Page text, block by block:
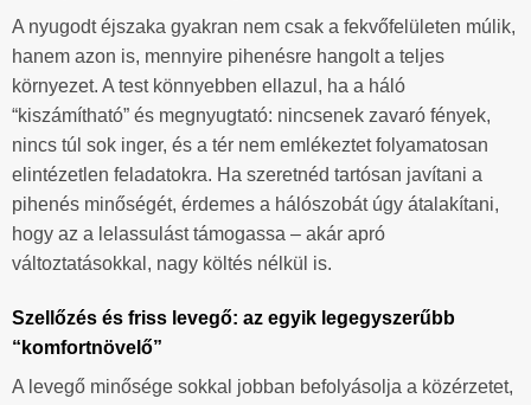
A nyugodt éjszaka gyakran nem csak a fekvőfelületen múlik,
hanem azon is, mennyire pihenésre hangolt a teljes
környezet. A test könnyebben ellazul, ha a háló
“kiszámítható” és megnyugtató: nincsenek zavaró fények,
nincs túl sok inger, és a tér nem emlékeztet folyamatosan
elintézetlen feladatokra. Ha szeretnéd tartósan javítani a
pihenés minőségét, érdemes a hálószobát úgy átalakítani,
hogy az a lelassulást támogassa – akár apró
változtatásokkal, nagy költés nélkül is.
Szellőzés és friss levegő: az egyik legegyszerűbb
“komfortnövelő”
A levegő minősége sokkal jobban befolyásolja a közérzetet,